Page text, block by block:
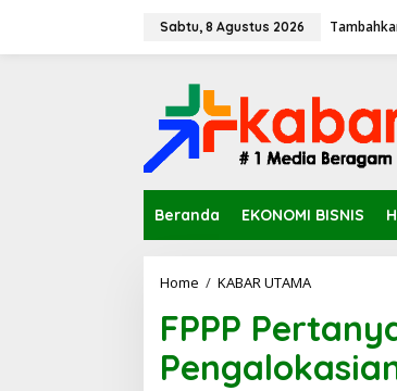
Sabtu, 8 Agustus 2026
Beranda EKONOMI BISNIS
Home / KABAR UTAMA
P
P
P
e
FPPP